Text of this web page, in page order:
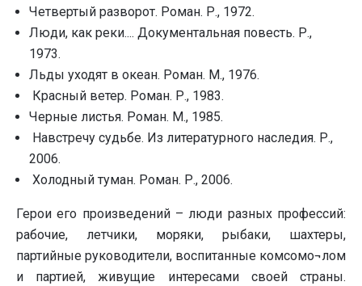
Четвертый разворот. Роман. Р., 1972.
Люди, как реки.... Документальная повесть. Р.,
1973.
Льды уходят в океан. Роман. М., 1976.
Красный ветер. Роман. Р., 1983.
Черные листья. Роман. М., 1985.
Навстречу судьбе. Из литературного наследия. Р.,
2006.
Холодный туман. Роман. Р., 2006.
Герои его произведений – люди разных профессий:
рабочие, летчики, моряки, рыбаки, шахтеры,
партийные руководители, воспитанные комсомо¬лом
и партией, живущие интересами своей страны.